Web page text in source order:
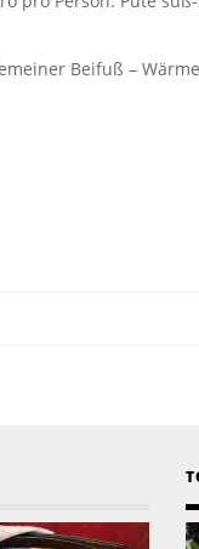
Beifuß –